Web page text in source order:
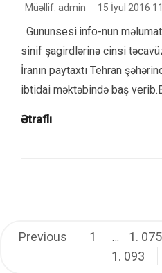
Müəllif: admin 15 İyul 2016
Gununsesi.info-nun
sinif şagirdlərinə cinsi
İranın paytaxtı Tehran
ibtidai məktəbində baş
Ətraflı
Posts
Previous 1 … 1. 075
1. 093